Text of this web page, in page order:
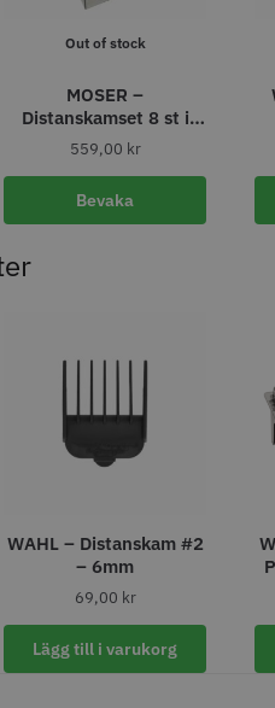
Out of stock
MOSER –
Distanskamset 8 st i
ställ – rostfria
559,00 kr
Bevaka
WAHL – Distanskam #2
– 6mm
69,00 kr
Lägg till i varukorg
Säkerhetshyvel - Halmstad
399.00 kr
Kyone Vintage Zero Trimmer
799.00 kr
Info Köp